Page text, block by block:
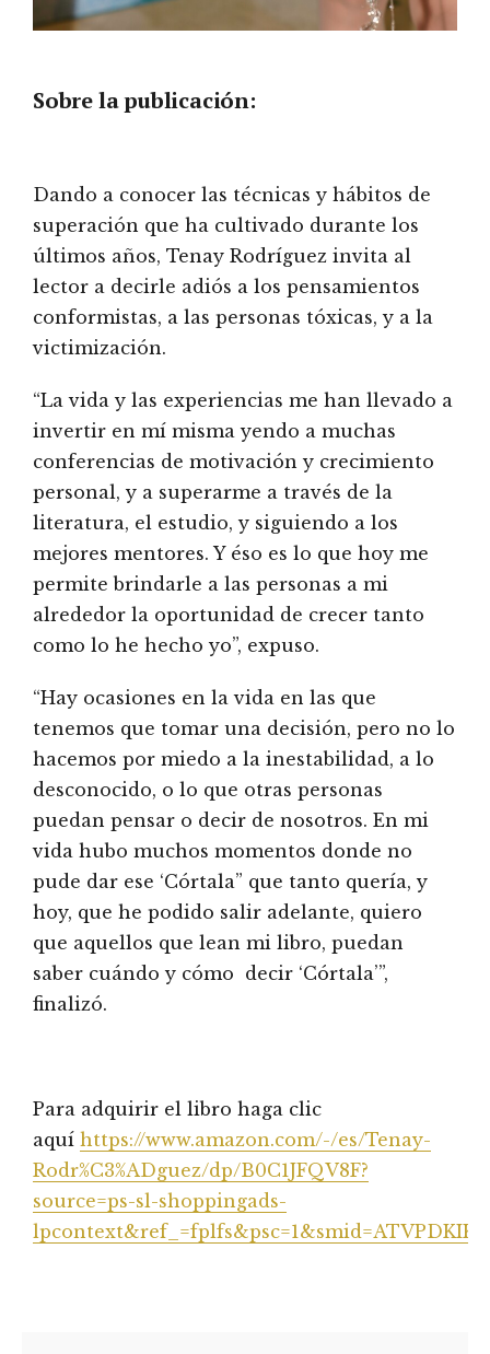
Sobre la publicación:
Dando a conocer las técnicas y hábitos de
superación que ha cultivado durante los
últimos años, Tenay Rodríguez invita al
lector a decirle adiós a los pensamientos
conformistas, a las personas tóxicas, y a la
victimización.
“La vida y las experiencias me han llevado a
invertir en mí misma yendo a muchas
conferencias de motivación y crecimiento
personal, y a superarme a través de la
literatura, el estudio, y siguiendo a los
mejores mentores. Y éso es lo que hoy me
permite brindarle a las personas a mi
alrededor la oportunidad de crecer tanto
como lo he hecho yo”, expuso.
“Hay ocasiones en la vida en las que
tenemos que tomar una decisión, pero no lo
hacemos por miedo a la inestabilidad, a lo
desconocido, o lo que otras personas
puedan pensar o decir de nosotros. En mi
vida hubo muchos momentos donde no
pude dar ese ‘Córtala” que tanto quería, y
hoy, que he podido salir adelante, quiero
que aquellos que lean mi libro, puedan
saber cuándo y cómo decir ‘Córtala’”,
finalizó.
Para adquirir el libro haga clic
aquí https://www.amazon.com/-/es/Tenay-
Rodr%C3%ADguez/dp/B0C1JFQV8F?
source=ps-sl-shoppingads-